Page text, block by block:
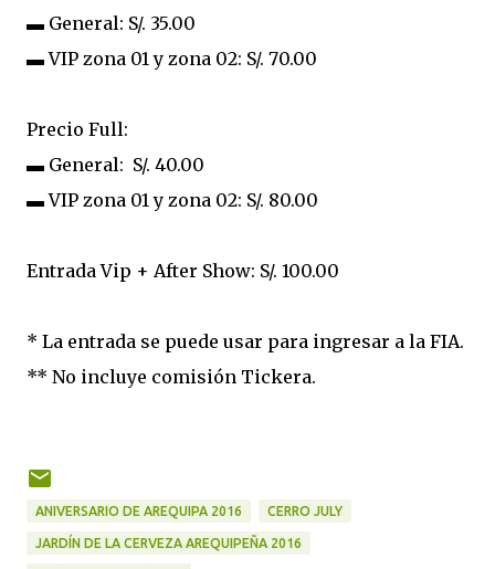
▬ General: S/. 35.00
▬ VIP zona 01 y zona 02: S/. 70.00
Precio Full:
▬ General: S/. 40.00
▬ VIP zona 01 y zona 02: S/. 80.00
Entrada Vip + After Show: S/. 100.00
* La entrada se puede usar para ingresar a la FIA.
** No incluye comisión Tickera.
ANIVERSARIO DE AREQUIPA 2016 CERRO JULY
JARDÍN DE LA CERVEZA AREQUIPEÑA 2016